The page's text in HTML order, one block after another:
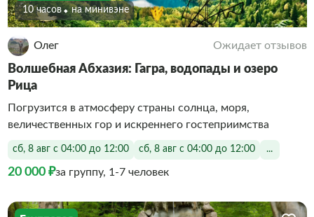
10 часов На минивэне
Олег Ожидает отзывов
Волшебная Абхазия: Гагра, водопады и озеро
Рица
Погрузится в атмосферу страны солнца, моря,
величественных гор и искреннего гостеприимства
сб, 8 авг с 04:00 до 12:00 сб, 8 авг с 04:00 до 12:00 ...
20 000 ₽за группу, 1-7 человек